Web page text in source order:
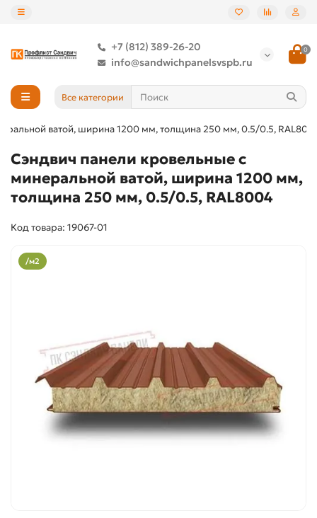
+7 (812) 389-26-20
info@sandwichpanelsvspb.ru
0
Все категории
ватой, ширина 1200 мм, толщина 250 мм, 0.5/0.5,
Сэндвич панели кровельные с
минеральной ватой, ширина 1200 мм,
толщина 250 мм, 0.5/0.5, RAL8004
Код товара: 19067-01
/м2